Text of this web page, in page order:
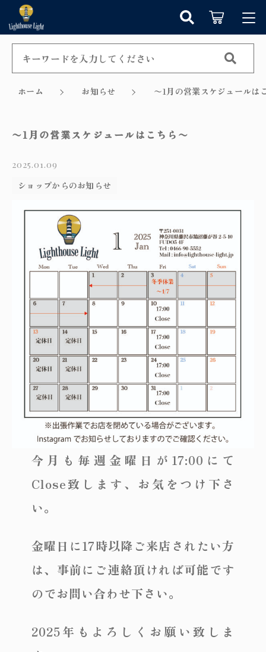
ホーム お知らせ 〜1月の営業スケジュールは
〜1月の営業スケジュールはこちら〜
2025.01.09
ショップからのお知らせ
今月も毎週金曜日が17:00にて
Close致します、お気をつけ下さ
い。
金曜日に17時以降ご来店されたい方
は、事前にご連絡頂ければ可能です
のでお問い合わせ下さい。
2025年もよろしくお願い致しま
ログイン / 会員登録
お知らせ
カテゴリーから探す
セール商品から探す
取付方法／取付事例／修理事例
Lighthouse Lightについて
ショッピングガイド
お知らせ
ブログ
テーブルランプ
ウォールランプ
フロアランプ
オリジナルランプ
フィンスタイル
アンティーク小物/家具
パーツ
サブスクリプション
キーワード検索
親カテゴリ
～
その他
在庫あり セール
並び順